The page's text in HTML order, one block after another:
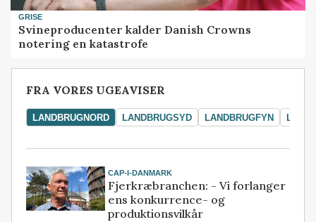
GRISE
Svineproducenter kalder Danish Crowns
notering en katastrofe
FRA VORES UGEAVISER
LANDBRUGNORD LANDBRUGSYD LANDBRUGFYN
CAP-I-DANMARK
Fjerkræbranchen: - Vi forlanger
ens konkurrence- og
produktionsvilkår